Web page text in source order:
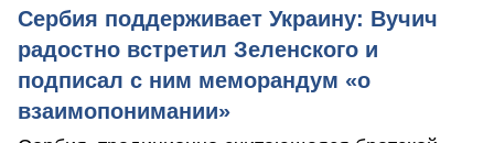
Сербия поддерживает Украину: Вучич
радостно встретил Зеленского и
подписал с ним меморандум «о
взаимопонимании»